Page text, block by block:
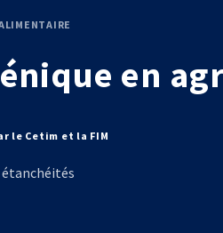
2030
Cofrac Étalonnage
en
le Cetim et la FIM